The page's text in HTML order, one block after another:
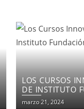
EL
INSTITUTO
PATRIA
marzo 21, 2024